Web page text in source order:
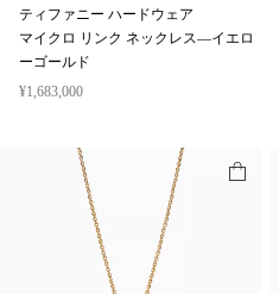
ティファニー ハードウェア
マイクロ リンク ネックレス—イエロ
ーゴールド
¥1,683,000